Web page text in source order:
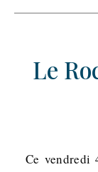
Le
Ce vendredi 4 novembre, une sortie “Rocky Horror